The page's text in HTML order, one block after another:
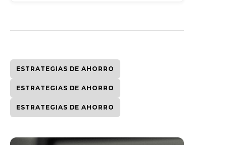
ESTRATEGIAS DE AHORRO
ESTRATEGIAS DE AHORRO
ESTRATEGIAS DE AHORRO